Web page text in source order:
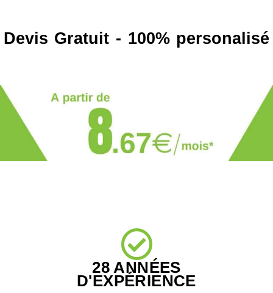
Devis Gratuit - 100% personalisé
28 ANNÉES
D'EXPÉRIENCE